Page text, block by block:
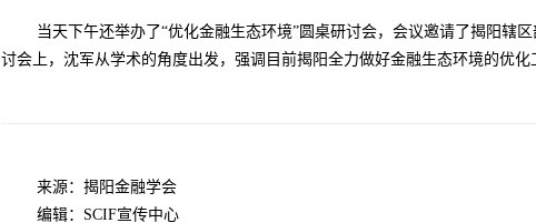
当天下午还举办了“优化金融生态环境”圆桌研讨会，会议邀请了揭阳辖
讨会上，沈军从学术的角度出发，强调目前揭阳全力做好金融生态环境的优化
来源：揭阳金融学会
编辑：SCIF宣传中心